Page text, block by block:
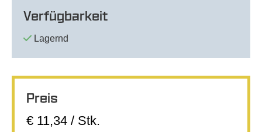
Verfügbarkeit
Lagernd
Preis
€ 11,34 / Stk.